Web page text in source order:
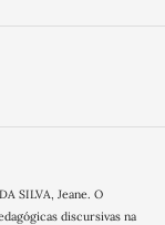
SILVA, Jeane. O
discursivas na